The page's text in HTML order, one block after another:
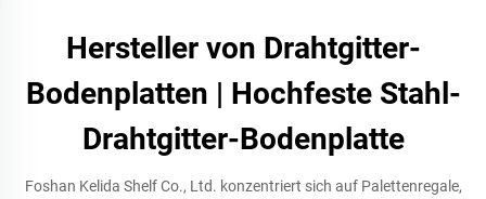
Hersteller von Drahtgitter-
Bodenplatten | Hochfeste Stahl-
Drahtgitter-Bodenplatte
Foshan Kelida Shelf Co., Ltd. konzentriert sich auf Palettenregale,